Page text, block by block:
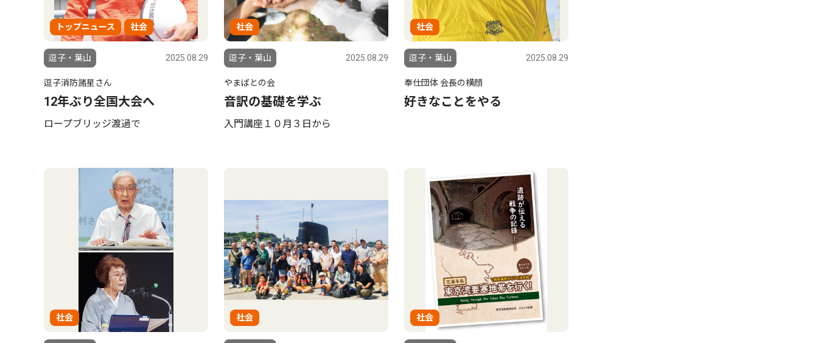
トップニュース 社会
逗子・葉山 2025.08.29
逗子消防諸星さん
12年ぶり全国大会へ
ロープブリッジ渡過で
社会
逗子・葉山 2025.08.29
やまばとの会
音訳の基礎を学ぶ
入門講座１０月３日から
社会
逗子・葉山 2025.08.29
奉仕団体 会長の横顔
好きなことをやる
社会 社会 社会